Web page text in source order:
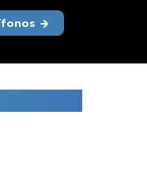
Burgos